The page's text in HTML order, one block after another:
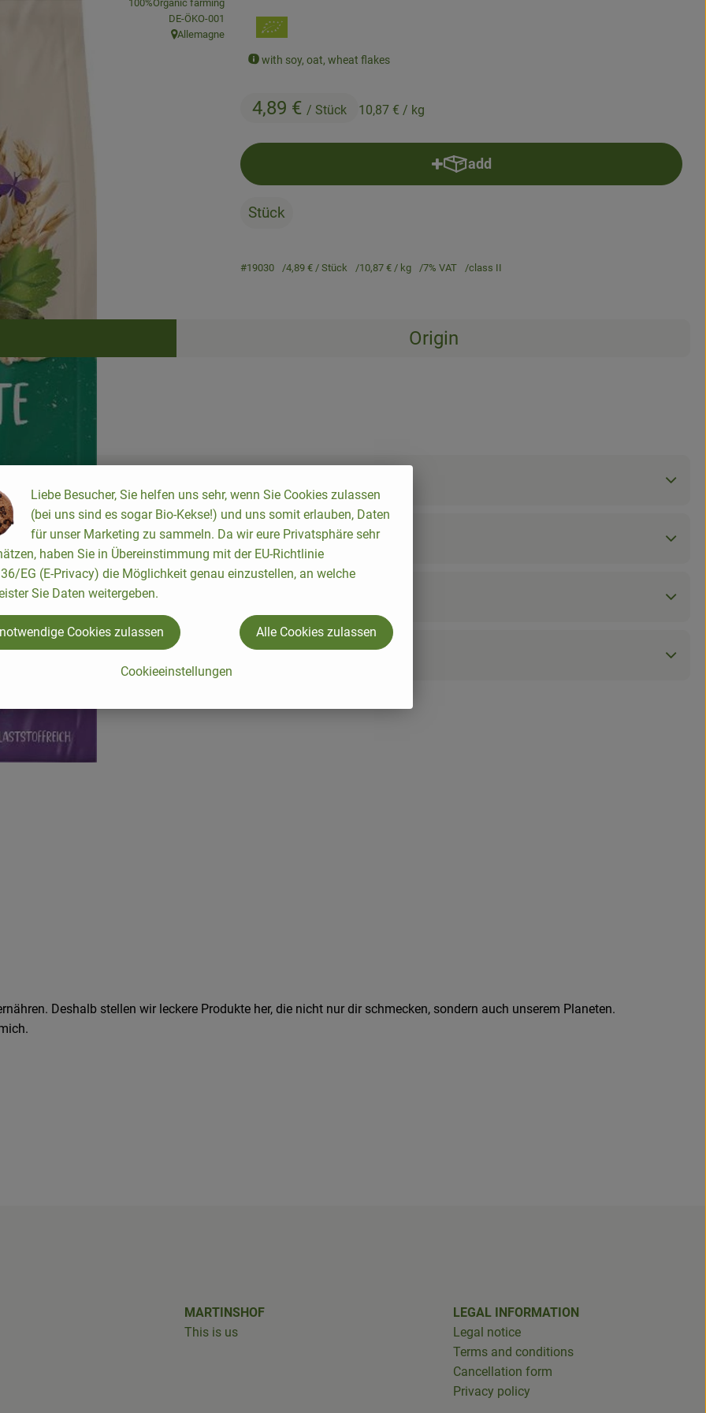
with soy, oat, wheat flakes
4,89 € / Stück 10,87 € / kg
100%Organic farming
, certification authority:
DE-ÖKO-001
, origin:
Allemagne
add
Add product to basket
Stück
#19030 4,89 € / Stück 10,87 € / kg 7% VAT class II
Recipes
Origin
were found.
Deshalb stellen wir leckere Produkte her, die nicht nur dir schmecken, sondern auch unserem Planeten.
MARTINSHOF
This is us
LEGAL INFORMATION
Legal notice
Terms and conditions
Cancellation form
Privacy policy
Liebe Besucher, Sie helfen uns sehr, wenn Sie Cookies zulassen
(bei uns sind es sogar Bio-Kekse!) und uns somit erlauben, Daten
für unser Marketing zu sammeln. Da wir eure Privatsphäre sehr
haben Sie in Übereinstimmung mit der EU-Richtlinie
EG (E-Privacy) die Möglichkeit genau einzustellen, an welche
Sie Daten weitergeben.
Cookieeinstellungen
Cookies zulassen Alle Cookies zulassen